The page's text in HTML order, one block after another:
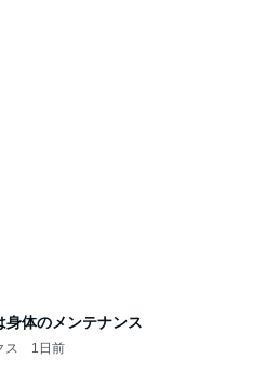
身体のメンテナンス
ス 1日前